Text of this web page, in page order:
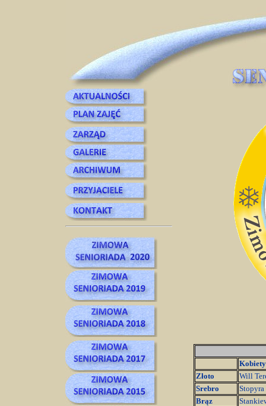
Kobiety
Złoto
Will
Srebro
Stopyra
Brąz